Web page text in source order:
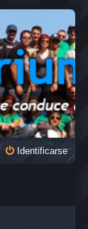
Identificarse